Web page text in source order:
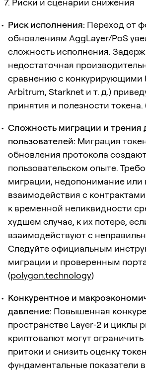
7. Риски и сценарии снижения
Риск исполнения: Переход от
обновлениям AggLayer/PoS
сложность исполнения.
недостаточная
сравнению с конкурирующими
Arbitrum, Starknet и т. д.)
принятия и полезности токена.
Сложность миграции и трения
пользователей: Миграция
обновления протокола
пользовательском опыте.
миграции, недопонимание или
взаимодействия с
к временной неликвидности
худшем случае, к их потере,
взаимодействуют с
Следуйте официальным
миграции и проверенным
(polygon.technology)
Конкурентное и
давление: Повышенная
пространстве Layer‑2 и циклы
криптовалют могут
притоки и снизить оценку
фундаментальные показатели